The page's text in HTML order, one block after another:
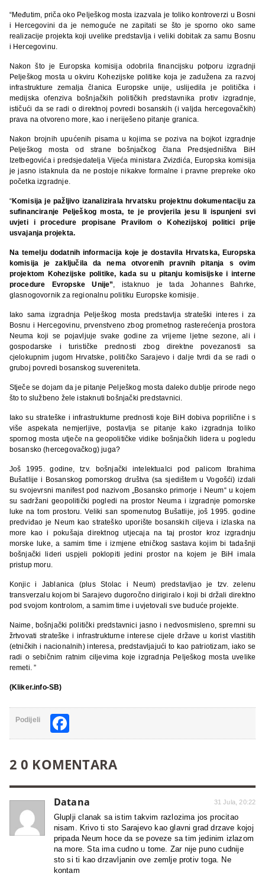
“Međutim, priča oko Pelješkog mosta izazvala je toliko kontroverzi u Bosni
i Hercegovini da je nemoguće ne zapitati se što je sporno oko same
realizacije projekta koji uvelike predstavlja i veliki dobitak za samu Bosnu
i Hercegovinu.
Nakon što je Europska komisija odobrila financijsku potporu izgradnji
Pelješkog mosta u okviru Kohezijske politike koja je zadužena za razvoj
infrastrukture zemalja članica Europske unije, uslijedila je politička i
medijska ofenziva bošnjačkih političkih predstavnika protiv izgradnje,
ističući da se radi o direktnoj povredi bosanskih (i valjda hercegovačkih)
prava na otvoreno more, kao i neriješeno pitanje granica.
Nakon brojnih upućenih pisama u kojima se poziva na bojkot izgradnje
Pelješkog mosta od strane bošnjačkog člana Predsjedništva BiH
Izetbegovića i predsjedatelja Vijeća ministara Zvizdića, Europska komisija
je jasno istaknula da ne postoje nikakve formalne i pravne prepreke oko
početka izgradnje.
“Komisija je pažljivo izanalizirala hrvatsku projektnu dokumentaciju za
sufinanciranje Pelješkog mosta, te je provjerila jesu li ispunjeni svi
uvjeti i procedure propisane Pravilom o Kohezijskoj politici prije
usvajanja projekta.
Na temelju dodatnih informacija koje je dostavila Hrvatska, Europska
komisija je zaključila da nema otvorenih pravnih pitanja s ovim
projektom Kohezijske politike, kada su u pitanju komisijske i interne
procedure Evropske Unije” , istaknuo je tada Johannes Bahrke,
glasnogovornik za regionalnu politiku Europske komisije.
Iako sama izgradnja Pelješkog mosta predstavlja strateški interes i za
Bosnu i Hercegovinu, prvenstveno zbog prometnog rasterećenja prostora
Neuma koji se pojavljuje svake godine za vrijeme ljetne sezone, ali i
gospodarske i turističke prednosti zbog direktne povezanosti sa
cjelokupnim jugom Hrvatske, političko Sarajevo i dalje tvrdi da se radi o
gruboj povredi bosanskog suvereniteta.
Stječe se dojam da je pitanje Pelješkog mosta daleko dublje prirode nego
što to službeno žele istaknuti bošnjački predstavnici.
Iako su strateške i infrastrukturne prednosti koje BiH dobiva poprilične i s
više aspekata nemjerljive, postavlja se pitanje kako izgradnja toliko
spornog mosta utječe na geopolitičke vidike bošnjačkih lidera u pogledu
bosansko (hercegovačkog) juga?
Još 1995. godine, tzv. bošnjački intelektualci pod palicom Ibrahima
Bušatlije i Bosanskog pomorskog društva (sa sjedištem u Vogošći) izdali
su svojevrsni manifest pod nazivom „Bosansko primorje i Neum“ u kojem
su sadržani geopolitički pogledi na prostor Neuma i izgradnje pomorske
luke na tom prostoru. Veliki san spomenutog Bušatlije, još 1995. godine
predviđao je Neum kao strateško uporište bosanskih ciljeva i izlaska na
more kao i pokušaja direktnog utjecaja na taj prostor kroz izgradnju
morske luke, a samim time i izmjene etničkog sastava kojim bi tadašnji
bošnjački lideri uspjeli poklopiti jedini prostor na kojem je BiH imala
pristup moru.
Konjic i Jablanica (plus Stolac i Neum) predstavljao je tzv. zelenu
transverzalu kojom bi Sarajevo dugoročno dirigiralo i koji bi držali direktno
pod svojom kontrolom, a samim time i uvjetovali sve buduće projekte.
Naime, bošnjački politički predstavnici jasno i nedvosmisleno, spremni su
žrtvovati strateške i infrastrukturne interese cijele države u korist vlastitih
(etničkih i nacionalnih) interesa, predstavljajući to kao patriotizam, iako se
radi o sebičnim ratnim ciljevima koje izgradnja Pelješkog mosta uvelike
remeti. ”
(Kliker.info-SB)
Podijeli
2 0 KOMENTARA
Datana 31 Jula, 20:22
Gluplji clanak sa istim takvim razlozima jos procitao
nisam. Krivo ti sto Sarajevo kao glavni grad drzave kojoj
pripada Neum hoce da se poveze sa tim jedinim izlazom
na more. Sta ima cudno u tome. Zar nije puno cudnije
sto si ti kao drzavljanin ove zemlje protiv toga. Ne
kontam